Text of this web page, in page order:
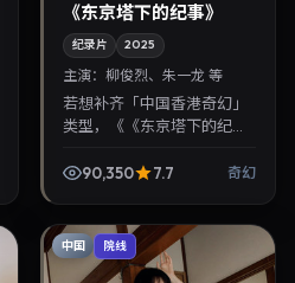
《东京塔下的纪事》
纪录片 2025
主演：柳俊烈、朱一龙 等
若想补齐「中国香港奇幻」
类型，《《东京塔下的纪
演，柳俊烈、朱一龙主演，
90,350 7.7 奇幻
中国 院线